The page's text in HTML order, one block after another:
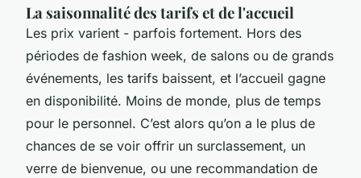
La saisonnalité des tarifs et de l'accueil
Les prix varient - parfois fortement. Hors des
périodes de fashion week, de salons ou de grands
événements, les tarifs baissent, et l’accueil gagne
en disponibilité. Moins de monde, plus de temps
pour le personnel. C’est alors qu’on a le plus de
chances de se voir offrir un surclassement, un
verre de bienvenue, ou une recommandation de